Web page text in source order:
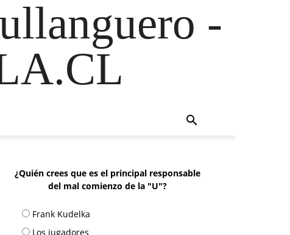
-
¿Quién crees que es el principal responsable
del mal comienzo de la "U"?
Frank Kudelka
Los jugadores